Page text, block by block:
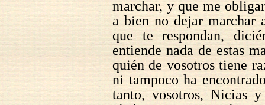
marchar, y que me
a bien no dejar marchar
que te respondan,
entiende nada de estas
quién de vosotros tiene
ni tampoco ha
tanto, vosotros, Nicias